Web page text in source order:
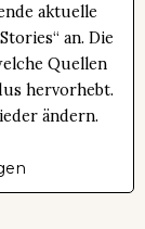
aktuelle
an. Die
Quellen
hervorhebt.
ändern.